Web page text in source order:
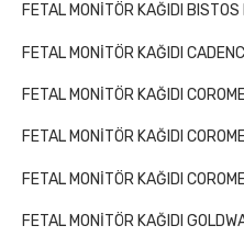
FETAL MONİTÖR KAĞIDI
FETAL MONİTÖR KAĞIDI
FETAL MONİTÖR KAĞIDI
FETAL MONİTÖR KAĞIDI
FETAL MONİTÖR KAĞIDI
FETAL MONİTÖR KAĞIDI